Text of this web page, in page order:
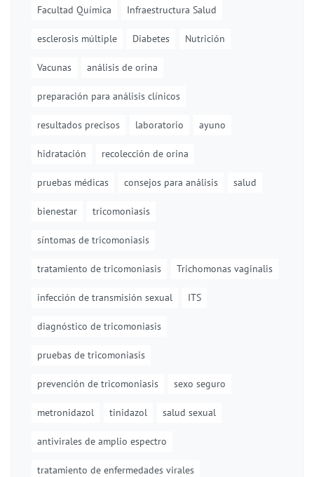
Facultad Química Infraestructura Salud
esclerosis múltiple Diabetes Nutrición
Vacunas análisis de orina
preparación para análisis clínicos
resultados precisos laboratorio ayuno
hidratación recolección de orina
pruebas médicas consejos para análisis salud
bienestar tricomoniasis
síntomas de tricomoniasis
tratamiento de tricomoniasis Trichomonas vaginalis
infección de transmisión sexual ITS
diagnóstico de tricomoniasis
pruebas de tricomoniasis
prevención de tricomoniasis sexo seguro
metronidazol tinidazol salud sexual
antivirales de amplio espectro
tratamiento de enfermedades virales